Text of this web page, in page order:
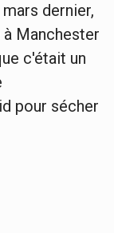
dernier,
Manchester
c'était un
pour sécher